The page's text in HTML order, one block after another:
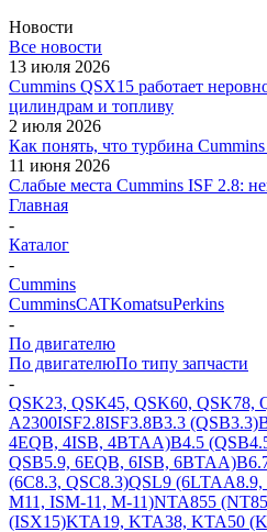
Новости
Все новости
13 июля 2026
Cummins QSX15 работает
цилиндрам и топливу
2 июля 2026
Как понять, что турбина
11 июня 2026
Слабые места Cummins ISF 2.8:
Главная
-
Каталог
-
Cummins
CumminsCATKomatsuPerkins
-
По двигателю
По двигателюПо типу запчасти
-
QSK23, QSK45, QSK60, QSK78,
A2300ISF2.8ISF3.8B3.3 (QSB3.3)
4EQB, 4ISB, 4BTAA)B4.5
QSB5.9, 6EQB, 6ISB, 6BTAA)
(6C8.3, QSC8.3)QSL9 (6LTAA8.9,
M11, ISM-11, M-11)NTA855
(ISX15)KTA19, KTA38, KTA50